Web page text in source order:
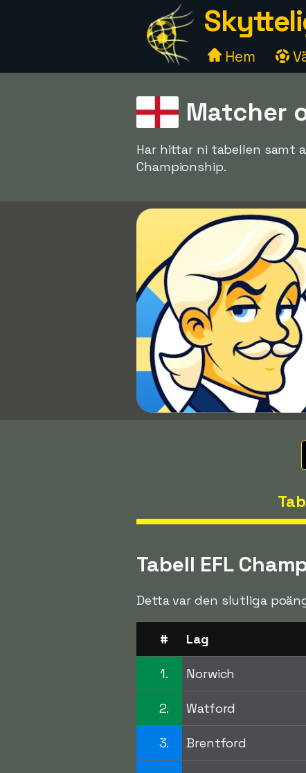
Hem
Matcher
Har hittar ni tabellen samt
Championship.
Tabell EFL
Detta var den slutliga
# Lag
1. Norwich
2. Watford
3. Brentford